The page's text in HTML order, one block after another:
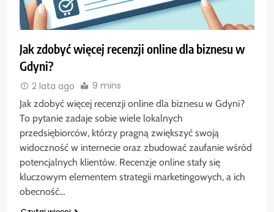
Jak zdobyć więcej recenzji online dla biznesu w
Gdyni?
2 lata ago 9 mins
Jak zdobyć więcej recenzji online dla biznesu w Gdyni?
To pytanie zadaje sobie wiele lokalnych
przedsiębiorców, którzy pragną zwiększyć swoją
widoczność w internecie oraz zbudować zaufanie wśród
potencjalnych klientów. Recenzje online stały się
kluczowym elementem strategii marketingowych, a ich
obecność…